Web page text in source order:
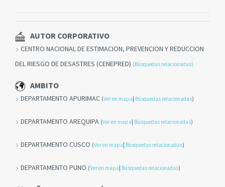
AUTOR CORPORATIVO
CENTRO NACIONAL DE ESTIMACION, PREVENCION Y REDUCCION
DEL RIESGO DE DESASTRES (CENEPRED) (Búsquedas relacionadas)
AMBITO
DEPARTAMENTO APURIMAC (Ver en mapa Búsquedas relacionadas)
DEPARTAMENTO AREQUIPA (Ver en mapa Búsquedas relacionadas)
DEPARTAMENTO CUSCO (Ver en mapa Búsquedas relacionadas)
DEPARTAMENTO PUNO (Ver en mapa Búsquedas relacionadas)